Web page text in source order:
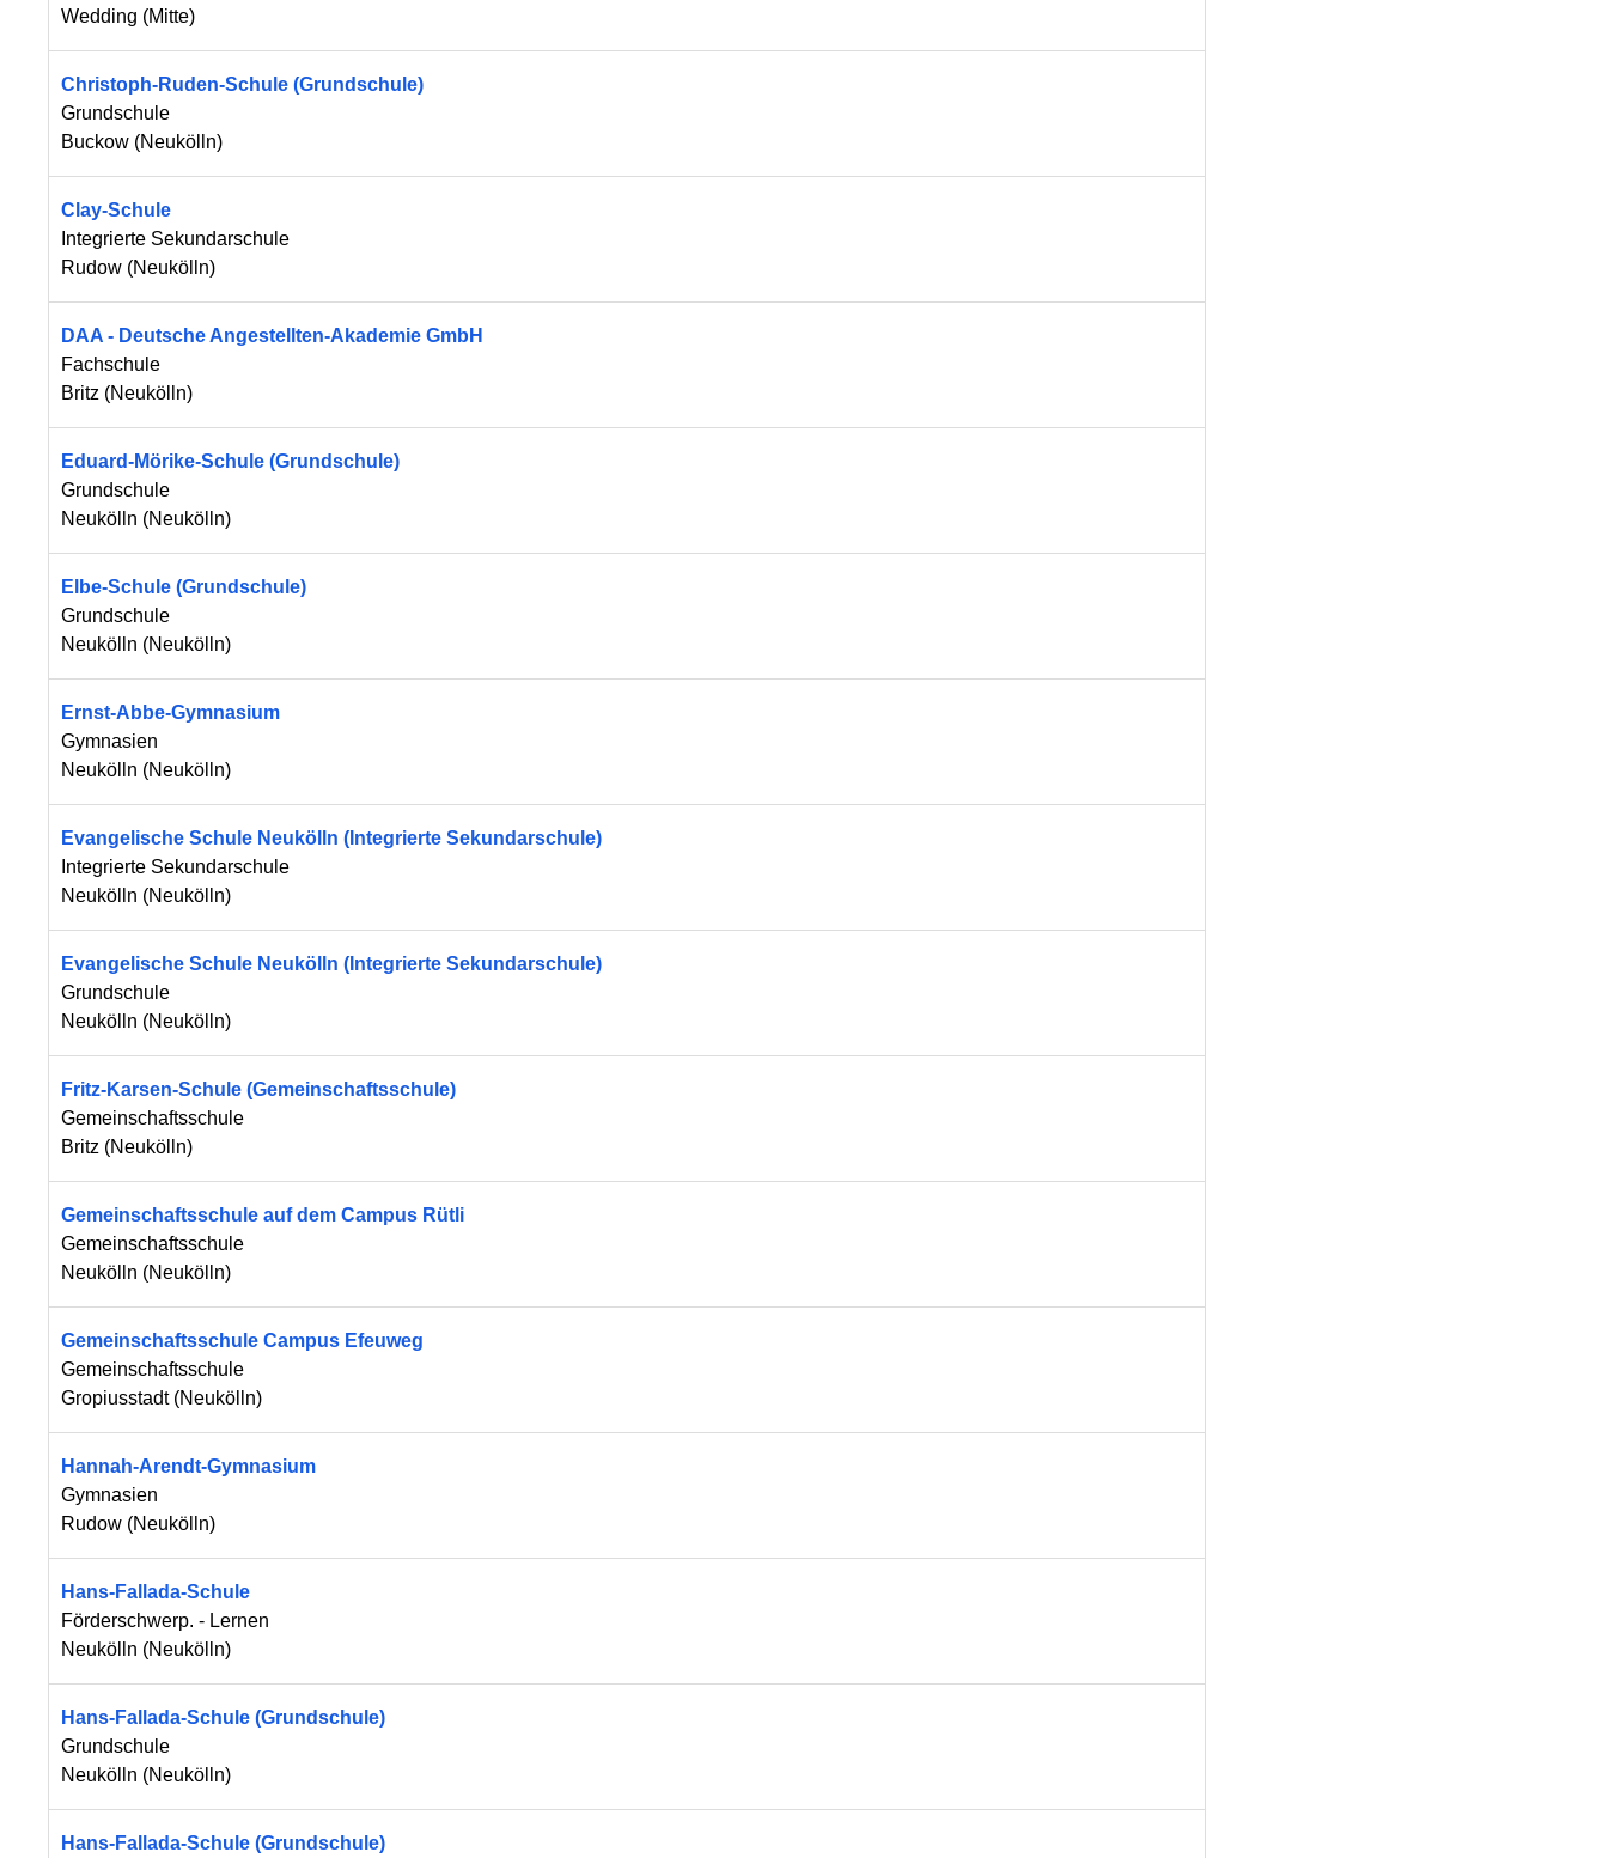
Wedding (Mitte)
Christoph-Ruden-Schule (Grundschule)
Grundschule
Buckow (Neukölln)
Clay-Schule
Integrierte Sekundarschule
Rudow (Neukölln)
DAA - Deutsche Angestellten-Akademie GmbH
Fachschule
Britz (Neukölln)
Eduard-Mörike-Schule (Grundschule)
Grundschule
Neukölln (Neukölln)
Elbe-Schule (Grundschule)
Grundschule
Neukölln (Neukölln)
Ernst-Abbe-Gymnasium
Gymnasien
Neukölln (Neukölln)
Evangelische Schule Neukölln (Integrierte Sekundarschule)
Integrierte Sekundarschule
Neukölln (Neukölln)
Evangelische Schule Neukölln (Integrierte Sekundarschule)
Grundschule
Neukölln (Neukölln)
Fritz-Karsen-Schule (Gemeinschaftsschule)
Gemeinschaftsschule
Britz (Neukölln)
Gemeinschaftsschule auf dem Campus Rütli
Gemeinschaftsschule
Neukölln (Neukölln)
Gemeinschaftsschule Campus Efeuweg
Gemeinschaftsschule
Gropiusstadt(Neukölln)
Hannah-Arendt-Gymnasium
Gymnasien
Rudow (Neukölln)
Hans-Fallada-Schule
Förderschwerp. - Lernen
Neukölln (Neukölln)
Hans-Fallada-Schule (Grundschule)
Grundschule
Neukölln (Neukölln)
Hans-Fallada-Schule (Grundschule)